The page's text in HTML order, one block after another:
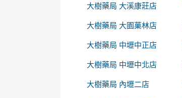
大樹藥局 大溪康莊店
大樹藥局 大園菓林店
大樹藥局 中壢中正店
大樹藥局 中壢中北店
大樹藥局 內壢二店